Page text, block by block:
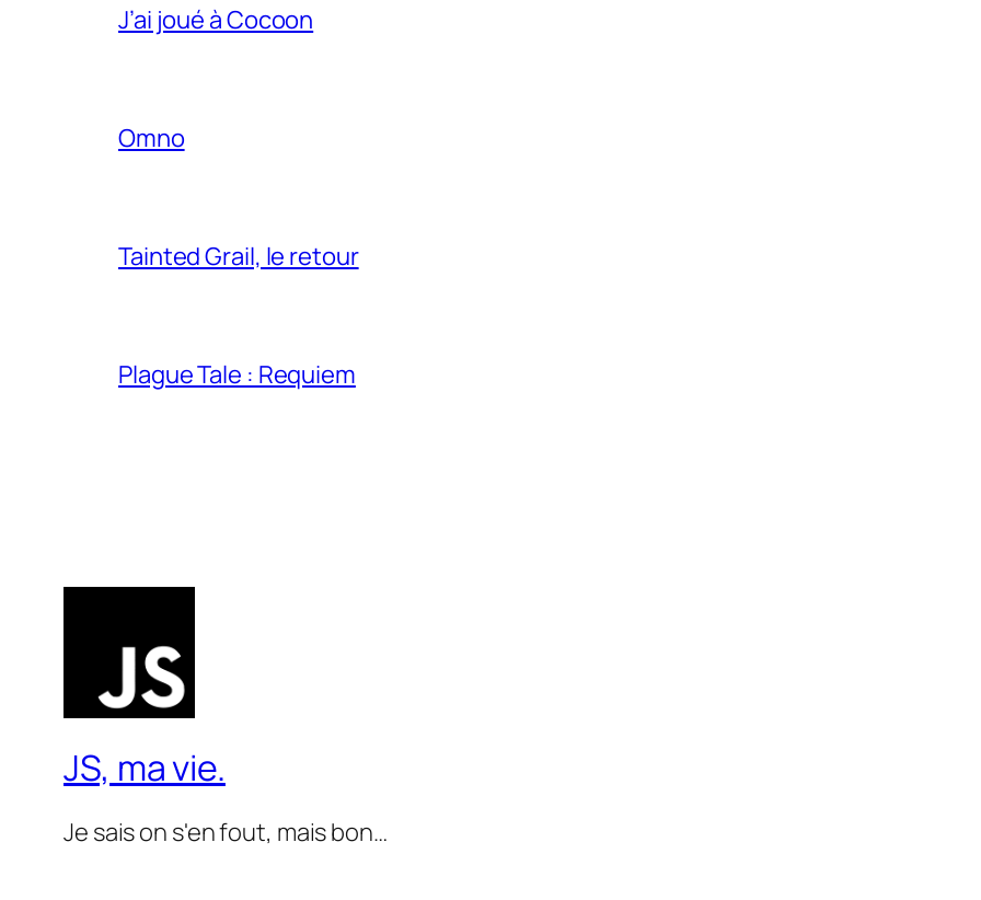
J’ai joué à Cocoon
Omno
Tainted Grail, le retour
Plague Tale : Requiem
JS, ma vie.
Je sais on s'en fout, mais bon…